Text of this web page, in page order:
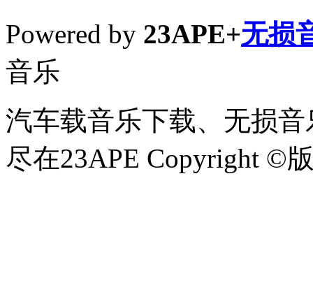
Powered by 23APE+无损
音乐
汽车载音乐下载、无损
尽在23APE Copyright ©